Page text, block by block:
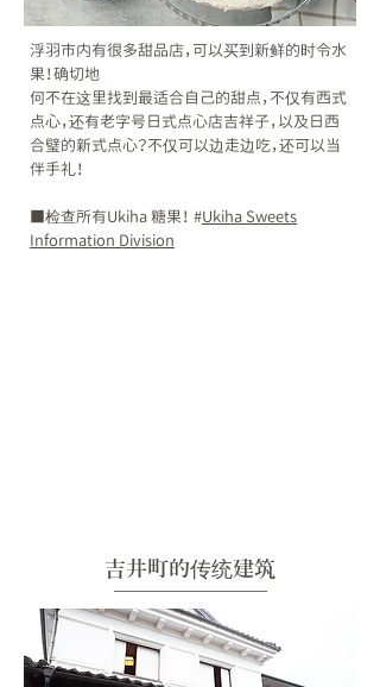
浮羽市内有很多甜品店，可以买到新鲜的时令水
果！确切地
何不在这里找到最适合自己的甜点，不仅有西式
点心，还有老字号日式点心店吉祥子，以及日西
合璧的新式点心？不仅可以边走边吃，还可以当
伴手礼！
​■检查所有Ukiha 糖果！ #Ukiha Sweets
Information Division
吉井町的传统建筑